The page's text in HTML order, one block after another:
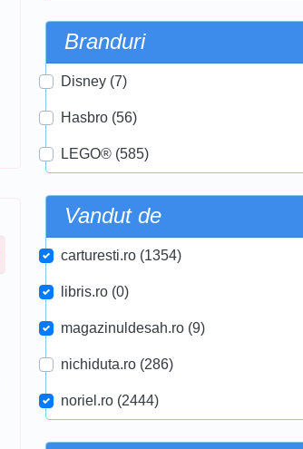
Branduri
Disney (7)
Hasbro (56)
LEGO® (585)
Vandut de
carturesti.ro (1354)
libris.ro (0)
magazinuldesah.ro (9)
nichiduta.ro (286)
noriel.ro (2444)